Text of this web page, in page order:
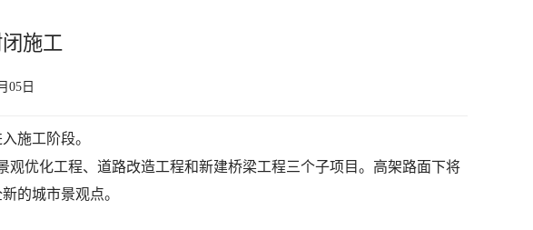
施工
05日
施工阶段。
优化工程、道路改造工程和新建桥梁工程三个子项目。高架路面下将
的城市景观点。